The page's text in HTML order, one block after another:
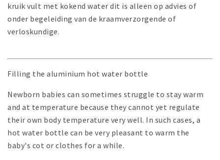
kruik vult met kokend water dit is alleen op advies of
onder begeleiding van de kraamverzorgende of
verloskundige.
Filling the aluminium hot water bottle
Newborn babies can sometimes struggle to stay warm
and at temperature because they cannot yet regulate
their own body temperature very well. In such cases, a
hot water bottle can be very pleasant to warm the
baby's cot or clothes for a while.